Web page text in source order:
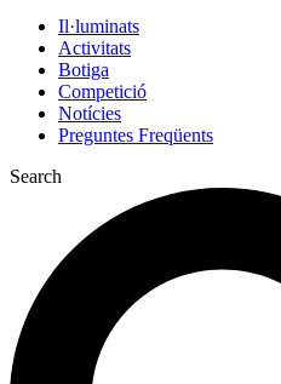
Il·luminats
Activitats
Botiga
Competició
Notícies
Preguntes Freqüents
Search